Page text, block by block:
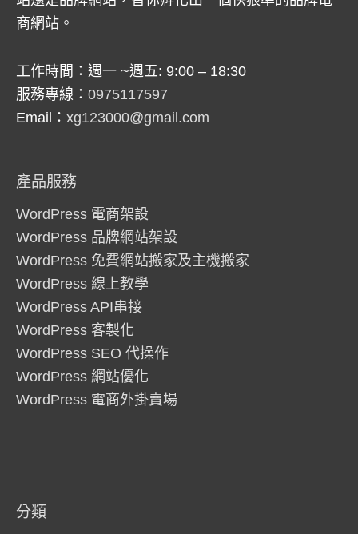
商網站。
工作時間：週一 ~週五: 9:00 – 18:30
服務專線： 0975117597
Email： xg123000@gmail.com
產品服務
WordPress 電商架設
WordPress 品牌網站架設
WordPress 免費網站搬家及主機搬家
WordPress 線上教學
WordPress API串接
WordPress 客製化
WordPress SEO 代操作
WordPress 網站優化
WordPress 電商外掛賣場
分類